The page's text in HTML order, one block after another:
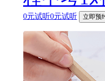
0元试听0元试听 立即预